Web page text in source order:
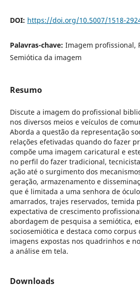
DOI: https://doi.org/10.5007/1518-
Palavras-chave: Imagem profissional,
Semiótica da imagem
Resumo
Discute a imagem do profissional
nos diversos meios e veículos de
Aborda a questão da representação
relações efetivadas quando do fazer
compõe uma imagem caricatural e
no perfil do fazer tradicional,
ação até o surgimento dos
geração, armazenamento e
que é limitada a uma senhora de
amarrados, trajes reservados, temida
expectativa de crescimento
abordagem de pesquisa a semiótica,
sociosemiótica e destaca como corpus
imagens expostas nos quadrinhos e
a análise em tela.
Downloads